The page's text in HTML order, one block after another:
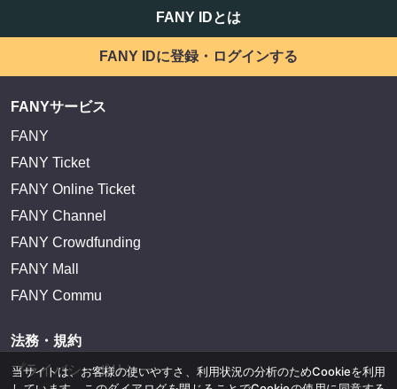
FANY IDとは
FANY IDに登録・ログインする
FANYサービス
FANY
FANY Ticket
FANY Online Ticket
FANY Channel
FANY Crowdfunding
FANY Mall
FANY Commu
法務・規約
プライバシーポリシー
当サイトは、お客様の使いやすさ、利用状況の分析のためCookieを利用